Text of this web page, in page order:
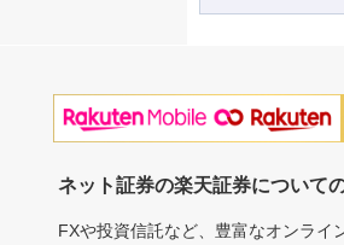
ネット証券の楽天証券について
FXや投資信託など、豊富なオンライ